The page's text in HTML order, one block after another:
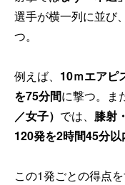
選手が横一列に並び
つ。
例えば、 10ｍエアピ
を75分間に撃つ。ま
／女子） では、 膝射
120発を2時間45分以
この1発ごとの得点